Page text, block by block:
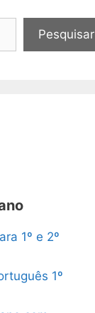
Pesquisar
1º e 2º
1º